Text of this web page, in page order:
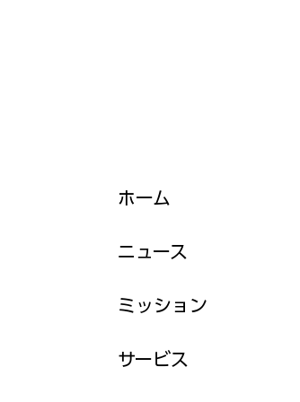
ホーム
ニュース
ミッション
サービス